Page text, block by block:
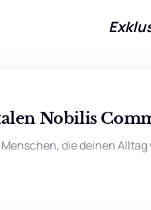
Nobilis
die deinen